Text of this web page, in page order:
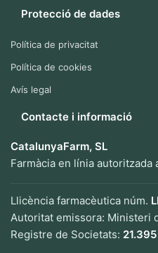
Protecció de dades
Política de privacitat
Política de cookies
Avís legal
Contacte i informació
CatalunyaFarm, SL
Farmàcia en línia autoritzada
Llicència farmacèutica núm.
Autoritat emissora: Ministeri
Registre de Societats: 21.395